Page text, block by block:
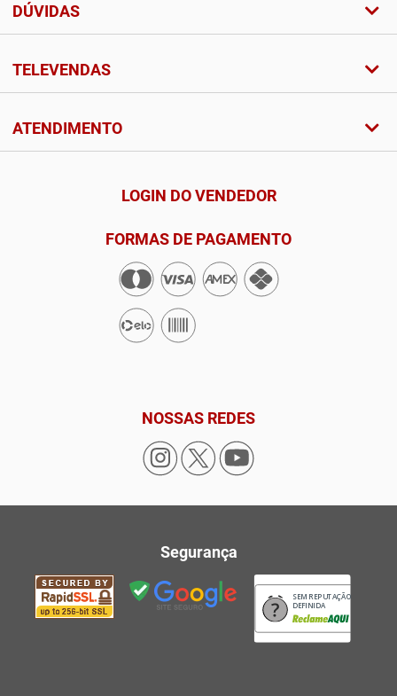
DÚVIDAS
TELEVENDAS
ATENDIMENTO
LOGIN DO VENDEDOR
FORMAS DE PAGAMENTO
NOSSAS REDES
Segurança
SEM REPUTAÇÃO
DEFINIDA